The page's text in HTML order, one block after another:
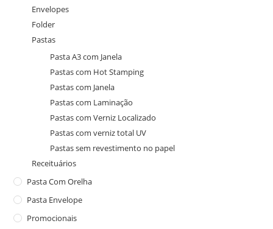
Envelopes
Folder
Pastas
Pasta A3 com Janela
Pastas com Hot Stamping
Pastas com Janela
Pastas com Laminação
Pastas com Verniz Localizado
Pastas com verniz total UV
Pastas sem revestimento no papel
Receituários
Pasta Com Orelha
Pasta Envelope
Promocionais